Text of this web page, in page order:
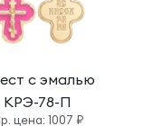
с эмалью
КРЭ-78-П
цена: 1007 ₽